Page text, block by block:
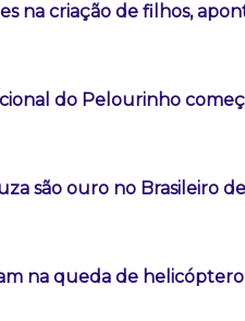
na criação de filhos,
do Pelourinho
são ouro no Brasileiro
na queda de